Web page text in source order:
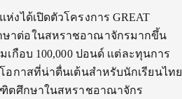
ได้เปิดตัวโครงการ GREAT
กษาต่อในสหราชอาณาจักรมากขึ้น
อบ 100,000 ปอนด์ เเต่ละทุนการ
กาสที่น่าตื่นเต้นสำหรับนักเรียนไทย
ตศึกษาในสหราชอาณาจักร